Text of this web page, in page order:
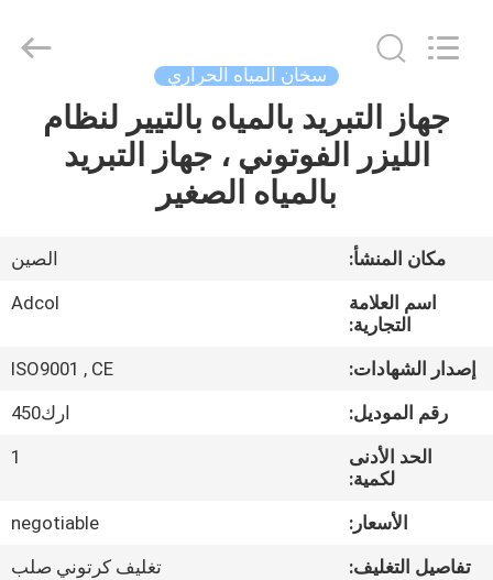
منزل
أشرطة
فيديو
حول
جولة
المعمل
(Guangzhou)
سخان المياه الحراري
جهاز التبريد بالمياه بالتيير لنظام
الليزر الفوتوني ، جهاز التبريد
بالمياه الصغير
مكان المنشأ:
الصين
اسم العلامة
التجارية:
Adcol
إصدار الشهادات:
ISO9001 , CE
رقم الموديل:
ارك450
الحد الأدنى
لكمية:
1
الأسعار:
negotiable
تفاصيل التغليف:
تغليف كرتوني صلب